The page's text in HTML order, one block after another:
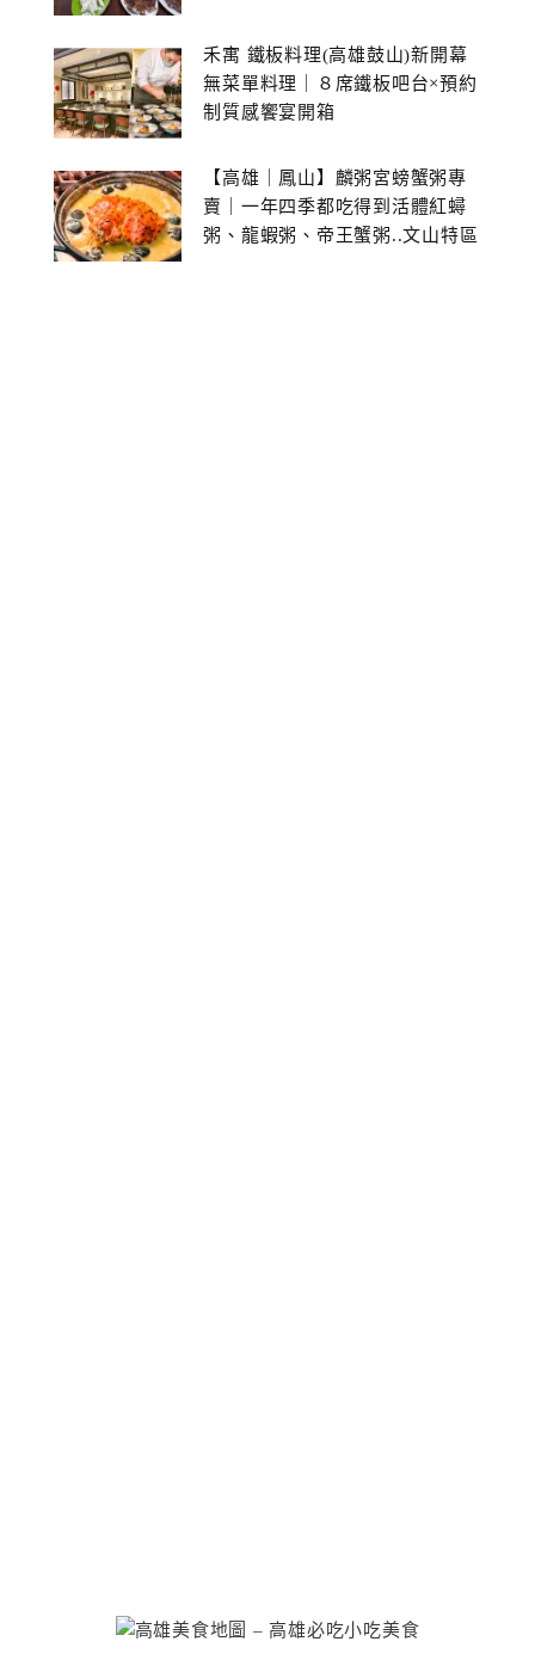
禾寓 鐵板料理(高雄鼓山)新開幕
無菜單料理｜８席鐵板吧台×預約
制質感饗宴開箱
【高雄｜鳳山】麟粥宮螃蟹粥專
賣｜一年四季都吃得到活體紅蟳
粥、龍蝦粥、帝王蟹粥..文山特區